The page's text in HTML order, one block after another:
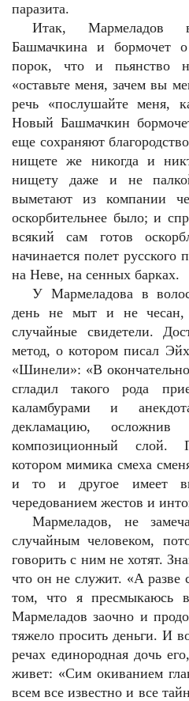
паразита.
Итак, Мармеладов
Башмачкина и бормочет
порок, что и пьянство
«оставьте меня, зачем вы
речь «послушайте меня,
Новый Башмачкин
еще сохраняют
нищете же никогда и
нищету даже и не
выметают из компании
оскорбительнее было; и
всякий сам готов
начинается полет
на Неве, на сенных барках.
У Мармеладова в
день не мыт и не
случайные свидетели.
метод, о котором писал
«Шинели»: «В
сгладил такого рода
каламбурами и
декламацию, осложнив
композиционный слой.
котором мимика смеха
и то и другое имеет
чередованием жестов и
Мармеладов, не
случайным человеком,
говорить с ним не хотят.
что он не служит. «А разве
том, что я пресмыкаюсь
Мармеладов заочно и
тяжело просить деньги. И
речах единородная дочь
живет: «Сим окиванием
всем все известно и все